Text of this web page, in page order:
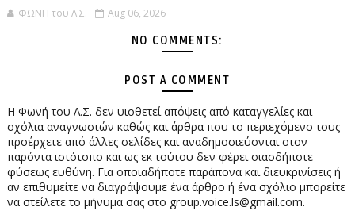
ΦΩΝΗ του Λ.Σ. Aug 06, 2026
NO COMMENTS:
POST A COMMENT
Η Φωνή του Λ.Σ. δεν υιοθετεί απόψεις από καταγγελίες και
σχόλια αναγνωστών καθώς και άρθρα που το περιεχόμενο τους
προέρχετε από άλλες σελίδες και αναδημοσιεύονται στον
παρόντα ιστότοπο και ως εκ τούτου δεν φέρει οιασδήποτε
φύσεως ευθύνη. Για οποιαδήποτε παράπονα και διευκρινίσεις ή
αν επιθυμείτε να διαγράψουμε ένα άρθρο ή ένα σχόλιο μπορείτε
να στείλετε το μήνυμα σας στο group.voice.ls@gmail.com.